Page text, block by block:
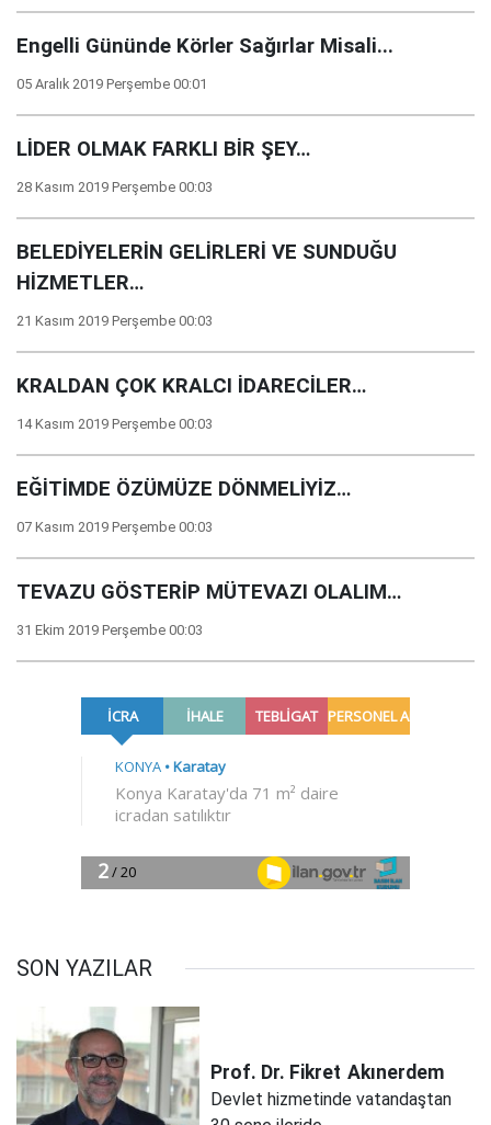
Engelli Gününde Körler Sağırlar Misali...
05 Aralık 2019 Perşembe 00:01
LİDER OLMAK FARKLI BİR ŞEY…
28 Kasım 2019 Perşembe 00:03
BELEDİYELERİN GELİRLERİ VE SUNDUĞU
HİZMETLER…
21 Kasım 2019 Perşembe 00:03
KRALDAN ÇOK KRALCI İDARECİLER…
14 Kasım 2019 Perşembe 00:03
EĞİTİMDE ÖZÜMÜZE DÖNMELİYİZ…
07 Kasım 2019 Perşembe 00:03
TEVAZU GÖSTERİP MÜTEVAZI OLALIM…
31 Ekim 2019 Perşembe 00:03
SON YAZILAR
Prof. Dr. Fikret Akınerdem
Devlet hizmetinde vatandaştan